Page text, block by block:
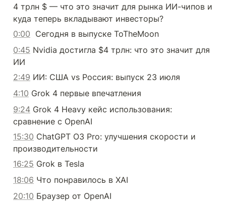
4 трлн $ — что это значит для рынка ИИ-чипов и
куда теперь вкладывают инвесторы?
0:00 Сегодня в выпуске ToTheMoon
0:45 Nvidia достигла $4 трлн: что это значит для
ИИ
2:49 ИИ: США vs Россия: выпуск 23 июля
4:10 Grok 4 первые впечатления
9:24 Grok 4 Heavy кейс использования:
сравнение с OpenAI
15:30 ChatGPT O3 Pro: улучшения скорости и
производительности
16:25 Grok в Tesla
18:06 Что понравилось в XAI
20:10 Браузер от OpenAI